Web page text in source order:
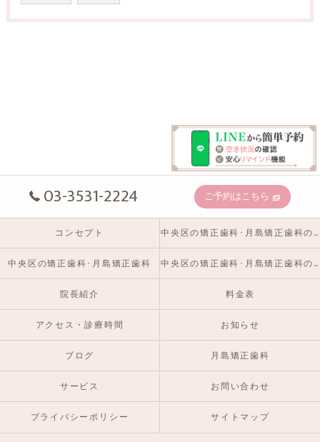
03-3531-2224 ご予約はこちら
コンセプト 中央区の矯正歯科･月島矯正歯科の口コミ情報
中央区の矯正歯科･月島矯正歯科 中央区の矯正歯科･月島矯正歯科のお客様の声
院長紹介 料金表
アクセス・診療時間 お知らせ
ブログ 月島矯正歯科
サービス お問い合わせ
プライバシーポリシー サイトマップ